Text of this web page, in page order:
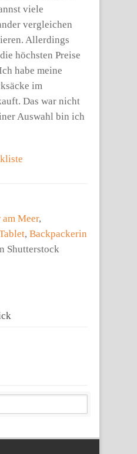
viele
vergleichen
Allerdings
höchsten Preise
habe meine
im
Das war nicht
Auswahl bin ich
Meer,
, Backpackerin
Shutterstock